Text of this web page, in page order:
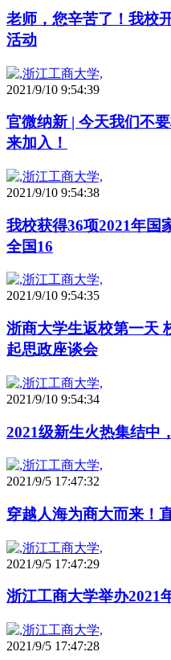
老师，您辛苦了！我校
活动
2021/9/10 9:54:39
官微纳新 | 今天我们不
来加入！
2021/9/10 9:54:38
我校获得36项2021年国
全国16
2021/9/10 9:54:35
浙商大学生返校第一天
起思政座谈会
2021/9/10 9:54:34
2021级新生火热集结中
2021/9/5 17:47:32
穿越人海为商大而来！
2021/9/5 17:47:29
浙江工商大学举办2021
2021/9/5 17:47:28